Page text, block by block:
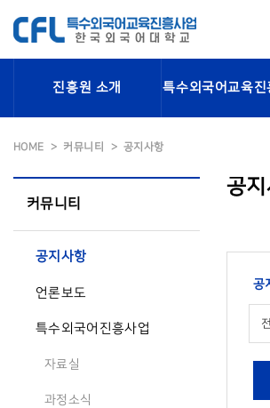
진흥원 소개 특수외국어교육진
HOME 커뮤니티 공지사항
커뮤니티
공지사항
언론보도
특수외국어진흥사업
자료실
과정소식
공
공